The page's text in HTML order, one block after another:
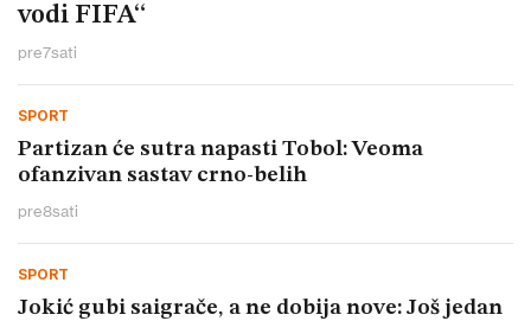
vodi FIFA“
pre7sati
SPORT
Partizan će sutra napasti Tobol: Veoma
ofanzivan sastav crno-belih
pre8sati
SPORT
Jokić gubi saigrače, a ne dobija nove: Još jedan